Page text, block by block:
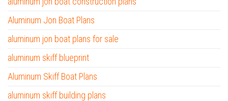
Aluminum Jon Boat Plans
aluminum jon boat plans for sale
aluminum skiff blueprint
Aluminum Skiff Boat Plans
aluminum skiff building plans